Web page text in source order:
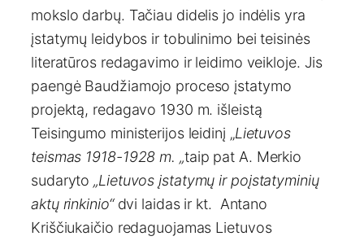
mokslo darbų. Tačiau didelis jo indėlis yra
įstatymų leidybos ir tobulinimo bei teisinės
literatūros redagavimo ir leidimo veikloje. Jis
paengė Baudžiamojo proceso įstatymo
projektą, redagavo 1930 m. išleistą
Teisingumo ministerijos leidinį „Lietuvos
teismas 1918-1928 m. „taip pat A. Merkio
sudaryto „Lietuvos įstatymų ir poįstatyminių
aktų rinkinio“dvi laidas ir kt. Antano
Kriščiukaičio redaguojamas Lietuvos